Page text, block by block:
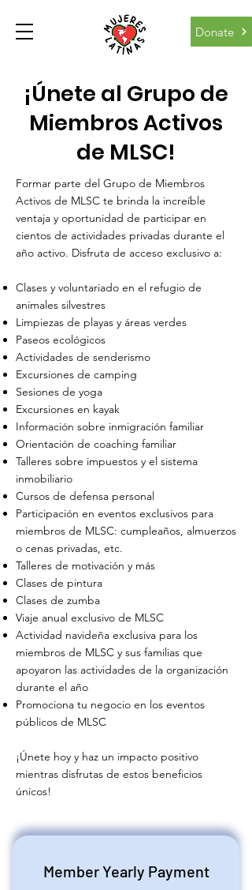
Donate
¡Únete al Grupo de
Miembros Activos
de MLSC!
Formar parte del Grupo de Miembros
Activos de MLSC te brinda la increíble
ventaja y oportunidad de participar en
cientos de actividades privadas durante el
año activo. Disfruta de acceso exclusivo a:
Clases y voluntariado en el refugio de
animales silvestres
Limpiezas de playas y áreas verdes
Paseos ecológicos
Actividades de senderismo
Excursiones de camping
Sesiones de yoga
Excursiones en kayak
Información sobre inmigración familiar
Orientación de coaching familiar
Talleres sobre impuestos y el sistema
inmobiliario
Cursos de defensa personal
Participación en eventos exclusivos para
miembros de MLSC: cumpleaños, almuerzos
o cenas privadas, etc.
Talleres de motivación y más
Clases de pintura
Clases de zumba
Viaje anual exclusivo de MLSC
Actividad navideña exclusiva para los
miembros de MLSC y sus familias que
apoyaron las actividades de la organización
durante el año
Promociona tu negocio en los eventos
públicos de MLSC
¡Únete hoy y haz un impacto positivo
mientras disfrutas de estos beneficios
únicos!
Member Yearly Payment